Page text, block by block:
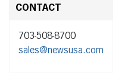
CONTACT
703-508-8700
sales@newsusa.com